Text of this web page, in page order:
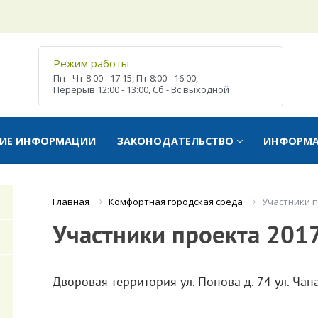
Режим работы
Пн - Чт 8:00 - 17:15, Пт 8:00 - 16:00,
Перерыв 12:00 - 13:00, Сб - Всвыходной
ИНФОРМАЦИИ ЗАКОНОДАТЕЛЬСТВО
Главная Комфортная городская среда Участники
Участники проекта
Дворовая территория ул. Попова д. 74 ул.